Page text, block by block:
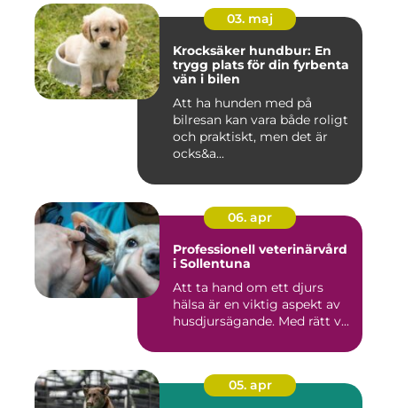
03. maj
Krocksäker hundbur: En
trygg plats för din fyrbenta
vän i bilen
Att ha hunden med på
bilresan kan vara både roligt
och praktiskt, men det är
ocks&a...
06. apr
Professionell veterinärvård
i Sollentuna
Att ta hand om ett djurs
hälsa är en viktig aspekt av
husdjursägande. Med rätt v...
05. apr